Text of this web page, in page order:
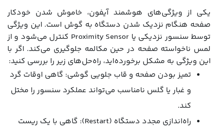
یکی از ویژگی‌های هوشمند آیفون، خاموش شدن خودکار
صفحه هنگام نزدیک شدن دستگاه به گوش است. این ویژگی
توسط سنسور نزدیکی یا Proximity Sensor کنترل می‌شود و از
لمس ناخواسته صفحه در حین مکالمه جلوگیری می‌کند. اگر با
این ویژگی به مشکل برخورده‌اید، راه‌حل‌های زیر را بررسی کنید:
تمیز بودن صفحه و قاب جلویی گوشی: گاهی اوقات گرد
و غبار یا گلس نامناسب می‌تواند عملکرد سنسور را مختل
کند.
راه‌اندازی مجدد دستگاه (Restart): گاهی با یک ریست